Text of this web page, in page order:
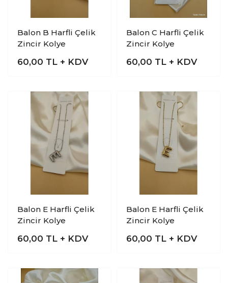
Balon B Harfli Çelik
Zincir Kolye
60,00 TL + KDV
Balon C Harfli Çelik
Zincir Kolye
60,00 TL + KDV
Balon E Harfli Çelik
Zincir Kolye
60,00 TL + KDV
Balon E Harfli Çelik
Zincir Kolye
60,00 TL + KDV